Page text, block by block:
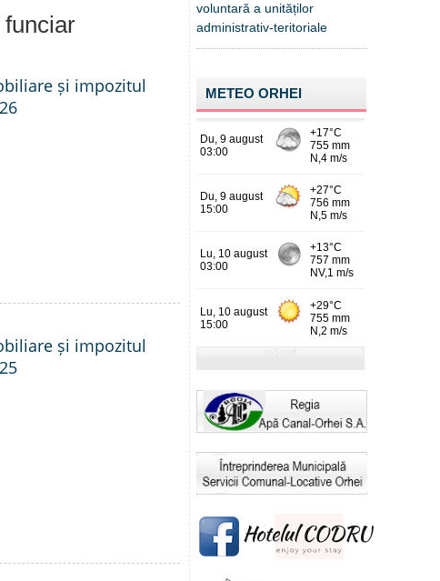
și impozitul
și impozitul
voluntară a unităților
administrativ-teritoriale
METEO ORHEI